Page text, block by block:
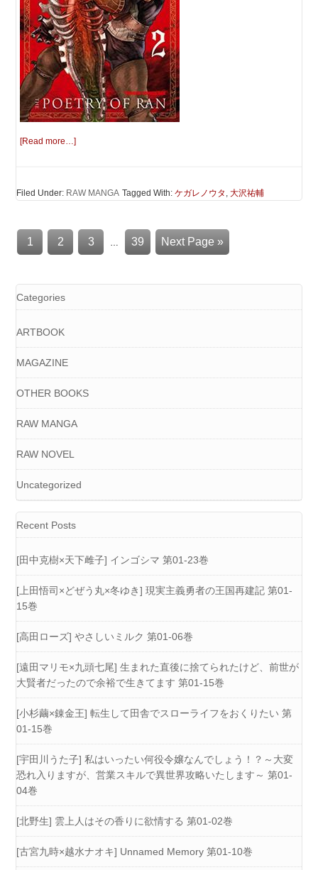
[Read more…]
Filed Under: RAW MANGA Tagged With:ケガレノウタ ,大沢祐輔
1 2 3 … 39 Next Page »
Categories
ARTBOOK
MAGAZINE
OTHER BOOKS
RAW MANGA
RAW NOVEL
Uncategorized
Recent Posts
[田中克樹×天下雌子] インゴシマ 第01-23巻
[上田悟司×どぜう丸×冬ゆき] 現実主義勇者の王国再建記 第01-
15巻
[高田ローズ] やさしいミルク 第01-06巻
[遠田マリモ×九頭七尾] 生まれた直後に捨てられたけど、前世が
大賢者だったので余裕で生きてます 第01-15巻
[小杉繭×錬金王] 転生して田舎でスローライフをおくりたい 第
01-15巻
[宇田川うた子] 私はいったい何役令嬢なんでしょう！？～大変
恐れ入りますが、営業スキルで異世界攻略いたします～ 第01-
04巻
[北野生] 雲上人はその香りに欲情する 第01-02巻
[古宮九時×越水ナオキ] Unnamed Memory 第01-10巻